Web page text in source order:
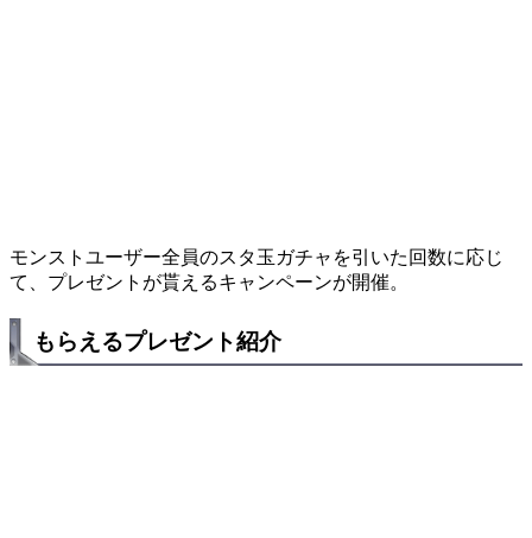
モンストユーザー全員のスタ玉ガチャを引いた回数に応じ
て、プレゼントが貰えるキャンペーンが開催。
もらえるプレゼント紹介